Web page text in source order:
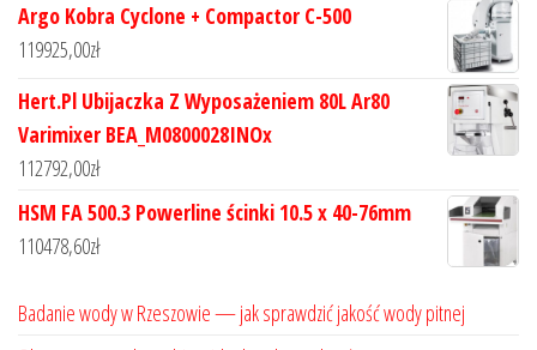
Argo Kobra Cyclone + Compactor C-500
119925,00zł
Hert.Pl Ubijaczka Z Wyposażeniem 80L Ar80
Varimixer BEA_M0800028INOx
112792,00zł
HSM FA 500.3 Powerline ścinki 10.5 x 40-76mm
110478,60zł
Badanie wody w Rzeszowie — jak sprawdzić jakość wody pitnej